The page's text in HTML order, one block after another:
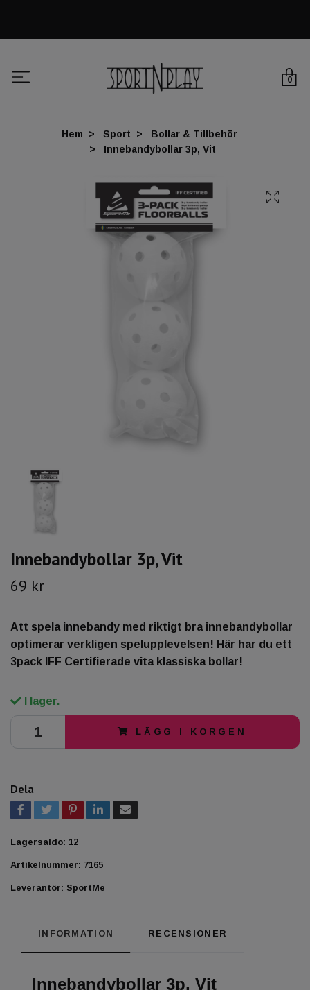
0
Hem Sport
Bollar & Tillbehör
Innebandybollar 3p, Vit
Innebandybollar 3p, Vit
69 kr
Att spela innebandy med riktigt bra innebandybollar
optimerar verkligen spelupplevelsen! Här har du ett
3pack IFF Certifierade vita klassiska bollar!
I lager.
LÄGG I KORGEN
Dela
Lagersaldo: 12
Artikelnummer: 7165
Leverantör: SportMe
INFORMATION RECENSIONER
Innebandybollar 3p, Vit